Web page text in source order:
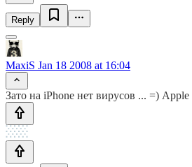
Reply
MaxiS Jan 18 2008 at 16:04
Зато на iPhone нет вирусов ... =)